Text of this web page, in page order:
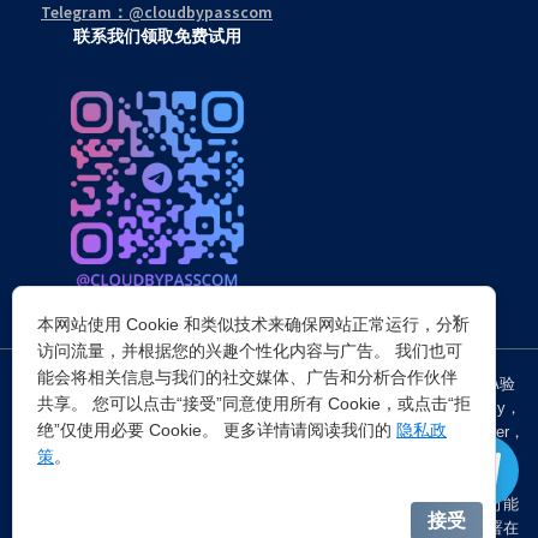
Telegram：@cloudbypasscom
联系我们领取免费试用
突破所有反Anti-bot机器人检查，轻松绕过cloudflare验证、CAPTCHA验
证，WAF，CC防护和Cloudflare爬虫验证，并提供了HTTP API和Proxy，
包括接口地址、请求参数、返回处理；以及 Cloudflare反爬虫设置Referer，
，在中国大陆IP环境下直连时可能
会出现不稳定的情况，但您可以通过以下两种方式解决：一是将其部署在
×
本网站使用 Cookie 和类似技术来确保网站正常运行，分析
访问流量，并根据您的兴趣个性化内容与广告。 我们也可
能会将相关信息与我们的社交媒体、广告和分析合作伙伴
共享。 您可以点击“接受”同意使用所有 Cookie，或点击“拒
绝”仅使用必要 Cookie。 更多详情请阅读我们的 隐私政
策。
接受